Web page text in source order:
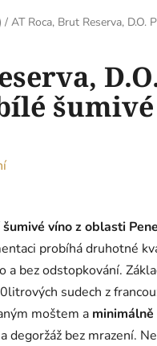
/ AT Roca, Brut Reserva, D.O.
šumivé vínozoblasti
probíhá druhotné
a bez odstopkování.
sudech z
moštem a
degoržáž bez mrazení.